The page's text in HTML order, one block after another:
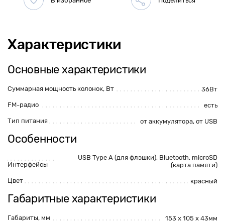
Характеристики
Основные характеристики
Суммарная мощность колонок, Вт 36Вт
FM-радио есть
Тип питания от аккумулятора, от USB
Особенности
Интерфейсы
USB Type A (для флэшки), Bluetooth, microSD
(карта памяти)
Цвет красный
Габаритные характеристики
Габариты, мм 153 х 105 х 43мм